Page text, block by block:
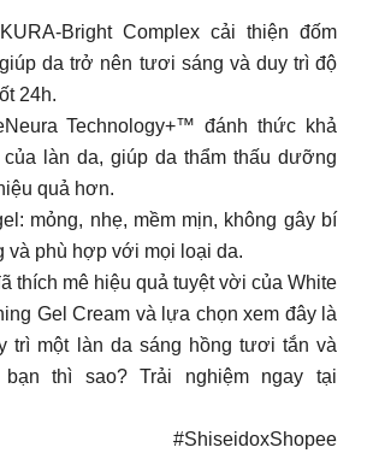
Bright Complex cải thiện đốm
da trở nên tươi sáng và duy trì độ
24h.
Technology+™ đánh thức khả
làn da, giúp da thẩm thấu dưỡng
quả hơn.
mỏng, nhẹ, mềm mịn, không gây bí
và phù hợp với mọi loại da.
thích mê hiệu quả tuyệt vời của White
Gel Cream và lựa chọn xem đây là
trì một làn da sáng hồng tươi tắn và
thì sao? Trải nghiệm ngay tại
#ShiseidoxShopee